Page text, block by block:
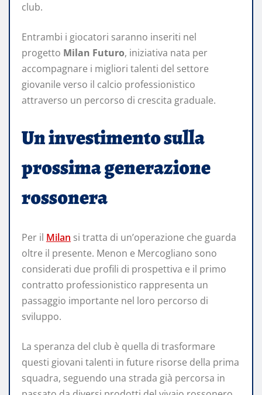
club.
Entrambi i giocatori saranno inseriti nel
progetto Milan Futuro, iniziativa nata per
accompagnare i migliori talenti del settore
giovanile verso il calcio professionistico
attraverso un percorso di crescita graduale.
Un investimento sulla
prossima generazione
rossonera
Per il Milan si tratta di un’operazione che guarda
oltre il presente. Menon e Mercogliano sono
considerati due profili di prospettiva e il primo
contratto professionistico rappresenta un
passaggio importante nel loro percorso di
sviluppo.
La speranza del club è quella di trasformare
questi giovani talenti in future risorse della prima
squadra, seguendo una strada già percorsa in